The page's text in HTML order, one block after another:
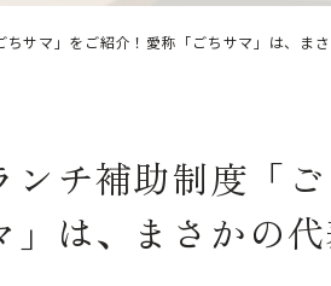
サマ」をご紹介！愛称「ごちサマ」は、ま
チ補助制度「ご
」は、まさかの代